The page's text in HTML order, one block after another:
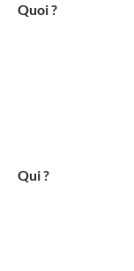
Quoi ?
Qui ?